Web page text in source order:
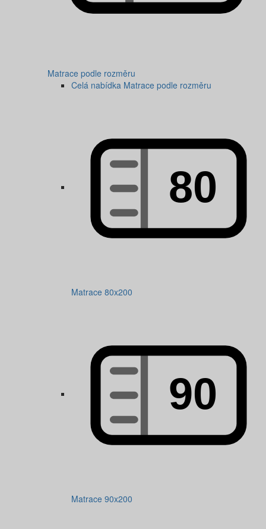
Matrace podle rozměru
Celá nabídka Matrace podle rozměru
Matrace 80x200
Matrace 90x200